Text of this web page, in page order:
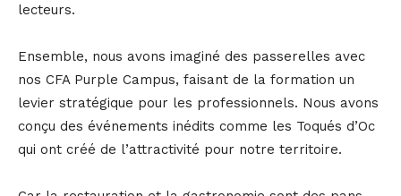
lecteurs.
Ensemble, nous avons imaginé des passerelles avec
nos CFA Purple Campus, faisant de la formation un
levier stratégique pour les professionnels. Nous avons
conçu des événements inédits comme les Toqués d’Oc
qui ont créé de l’attractivité pour notre territoire.